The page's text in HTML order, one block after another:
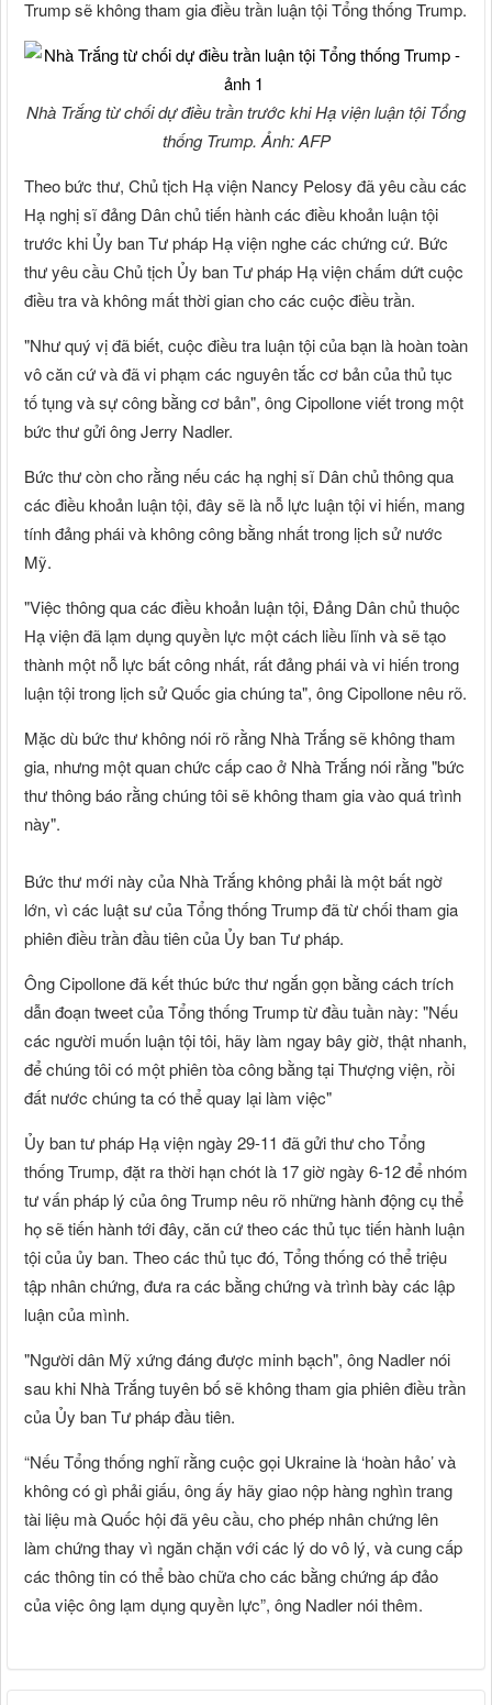
Trump sẽ không tham gia điều trần luận tội Tổng thống Trump.
Nhà Trắng từ chối dự điều trần trước khi Hạ viện luận tội Tổng
thống Trump. Ảnh: AFP
Theo bức thư, Chủ tịch Hạ viện Nancy Pelosy đã yêu cầu các
Hạ nghị sĩ đảng Dân chủ tiến hành các điều khoản luận tội
trước khi Ủy ban Tư pháp Hạ viện nghe các chứng cứ. Bức
thư yêu cầu Chủ tịch Ủy ban Tư pháp Hạ viện chấm dứt cuộc
điều tra và không mất thời gian cho các cuộc điều trần.
"Như quý vị đã biết, cuộc điều tra luận tội của bạn là hoàn toàn
vô căn cứ và đã vi phạm các nguyên tắc cơ bản của thủ tục
tố tụng và sự công bằng cơ bản", ông Cipollone viết trong một
bức thư gửi ông Jerry Nadler.
Bức thư còn cho rằng nếu các hạ nghị sĩ Dân chủ thông qua
các điều khoản luận tội, đây sẽ là nỗ lực luận tội vi hiến, mang
tính đảng phái và không công bằng nhất trong lịch sử nước
Mỹ.
"Việc thông qua các điều khoản luận tội, Đảng Dân chủ thuộc
Hạ viện đã lạm dụng quyền lực một cách liều lĩnh và sẽ tạo
thành một nỗ lực bất công nhất, rất đảng phái và vi hiến trong
luận tội trong lịch sử Quốc gia chúng ta", ông Cipollone nêu rõ.
Mặc dù bức thư không nói rõ rằng Nhà Trắng sẽ không tham
gia, nhưng một quan chức cấp cao ở Nhà Trắng nói rằng "bức
thư thông báo rằng chúng tôi sẽ không tham gia vào quá trình
này".
Bức thư mới này của Nhà Trắng không phải là một bất ngờ
lớn, vì các luật sư của Tổng thống Trump đã từ chối tham gia
phiên điều trần đầu tiên của Ủy ban Tư pháp.
Ông Cipollone đã kết thúc bức thư ngắn gọn bằng cách trích
dẫn đoạn tweet của Tổng thống Trump từ đầu tuần này: "Nếu
các người muốn luận tội tôi, hãy làm ngay bây giờ, thật nhanh,
để chúng tôi có một phiên tòa công bằng tại Thượng viện, rồi
đất nước chúng ta có thể quay lại làm việc"
Ủy ban tư pháp Hạ viện ngày 29-11 đã gửi thư cho Tổng
thống Trump, đặt ra thời hạn chót là 17 giờ ngày 6-12 để nhóm
tư vấn pháp lý của ông Trump nêu rõ những hành động cụ thể
họ sẽ tiến hành tới đây, căn cứ theo các thủ tục tiến hành luận
tội của ủy ban. Theo các thủ tục đó, Tổng thống có thể triệu
tập nhân chứng, đưa ra các bằng chứng và trình bày các lập
luận của mình.
"Người dân Mỹ xứng đáng được minh bạch", ông Nadler nói
sau khi Nhà Trắng tuyên bố sẽ không tham gia phiên điều trần
của Ủy ban Tư pháp đầu tiên.
“Nếu Tổng thống nghĩ rằng cuộc gọi Ukraine là ‘hoàn hảo’ và
không có gì phải giấu, ông ấy hãy giao nộp hàng nghìn trang
tài liệu mà Quốc hội đã yêu cầu, cho phép nhân chứng lên
làm chứng thay vì ngăn chặn với các lý do vô lý, và cung cấp
các thông tin có thể bào chữa cho các bằng chứng áp đảo
của việc ông lạm dụng quyền lực”, ông Nadler nói thêm.